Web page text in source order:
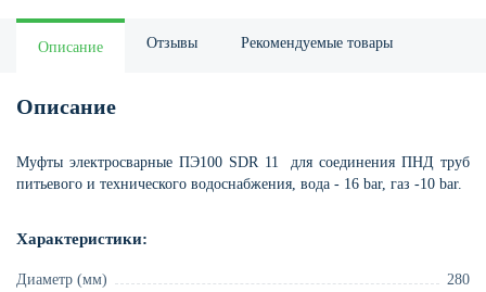
Описание Отзывы Рекомендуемые товары
Описание
Муфты электросварные ПЭ100 SDR 11 для соединения ПНД труб
питьевого и технического водоснабжения, вода - 16 bar, газ -10 bar.
Характеристики:
Диаметр (мм) 280